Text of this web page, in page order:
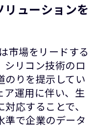
ューションを
市場をリードする
シリコン技術のロ
のりを提示してい
ア運用に伴い、生
応することで、
準で企業のデータ